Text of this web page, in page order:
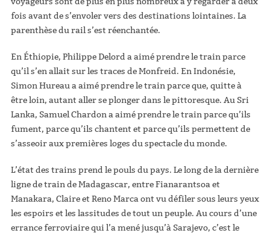
fois avant de s’envoler vers des destinations lointaines. La
parenthèse du rail s’est réenchantée.
En Éthiopie, Philippe Delord a aimé prendre le train parce
qu’il s’en allait sur les traces de Monfreid. En Indonésie,
Simon Hureau a aimé prendre le train parce que, quitte à
être loin, autant aller se plonger dans le pittoresque. Au Sri
Lanka, Samuel Chardon a aimé prendre le train parce qu’ils
fument, parce qu’ils chantent et parce qu’ils permettent de
s’asseoir aux premières loges du spectacle du monde.
L’état des trains prend le pouls du pays. Le long de la dernière
ligne de train de Madagascar, entre Fianarantsoa et
Manakara, Claire et Reno Marca ont vu défiler sous leurs yeux
les espoirs et les lassitudes de tout un peuple. Au cours d’une
errance ferroviaire qui l’a mené jusqu’à Sarajevo, c’est le